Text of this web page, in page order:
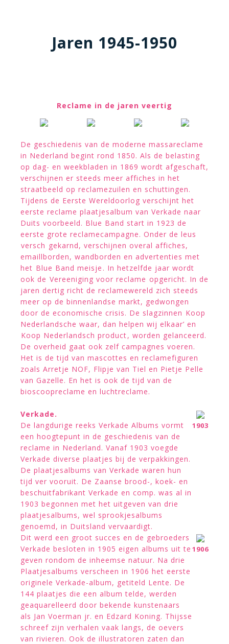
Jaren 1945-1950
Reclame in de jaren veertig
De geschiedenis van de moderne massareclame
in Nederland begint rond 1850. Als de belasting
op dag- en weekbladen in 1869 wordt afgeschaft,
verschijnen er steeds meer affiches in het
straatbeeld op reclamezuilen en schuttingen.
Tijdens de Eerste Wereldoorlog verschijnt het
eerste reclame plaatjesalbum van Verkade naar
Duits voorbeeld. Blue Band start in 1923 de
eerste grote reclamecampagne. Onder de leus
versch gekarnd, verschijnen overal affiches,
emaillborden, wandborden en advertenties met
het Blue Band meisje. In hetzelfde jaar wordt
ook de Vereeniging voor reclame opgericht. In de
jaren dertig richt de reclamewereld zich steeds
meer op de binnenlandse markt, gedwongen
door de economische crisis. De slagzinnen Koop
Nederlandsche waar, dan helpen wij elkaar’ en
Koop Nederlandsch product, worden gelanceerd.
De overheid gaat ook zelf campagnes voeren.
Het is de tijd van mascottes en reclamefiguren
zoals Arretje NOF, Flipje van Tiel en Pietje Pelle
van Gazelle. En het is ook de tijd van de
bioscoopreclame en luchtreclame.
Verkade.
De langdurige reeks Verkade Albums vormt
een hoogtepunt in de geschiedenis van de
reclame in Nederland. Vanaf 1903 voegde
Verkade diverse plaatjes bij de verpakkingen.
De plaatjesalbums van Verkade waren hun
tijd ver vooruit. De Zaanse brood-, koek- en
beschuitfabrikant Verkade en comp. was al in
1903 begonnen met het uitgeven van drie
plaatjesalbums, wel sprookjesalbums
genoemd, in Duitsland vervaardigt.
1903
Dit werd een groot succes en de gebroeders
Verkade besloten in 1905 eigen albums uit te
geven rondom de inheemse natuur. Na drie
Plaatjesalbums verscheen in 1906 het eerste
originele Verkade-album, getiteld Lente. De
144 plaatjes die een album telde, werden
geaquarelleerd door bekende kunstenaars
als Jan Voerman jr. en Edzard Koning. Thijsse
schreef zijn verhalen vaak langs, de oevers
van rivieren. Ook de illustratoren zaten dan
1906